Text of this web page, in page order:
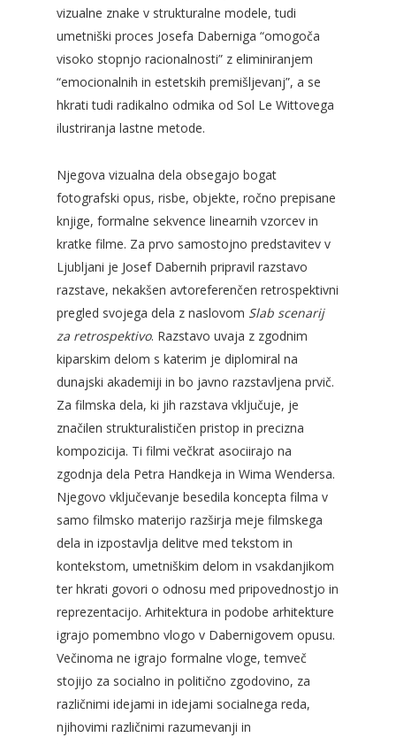
vizualne znake v strukturalne modele, tudi
umetniški proces Josefa Daberniga “omogoča
visoko stopnjo racionalnosti” z eliminiranjem
“emocionalnih in estetskih premišljevanj”, a se
hkrati tudi radikalno odmika od Sol Le Wittovega
ilustriranja lastne metode.
Njegova vizualna dela obsegajo bogat
fotografski opus, risbe, objekte, ročno prepisane
knjige, formalne sekvence linearnih vzorcev in
kratke filme. Za prvo samostojno predstavitev v
Ljubljani je Josef Dabernih pripravil razstavo
razstave, nekakšen avtoreferenčen retrospektivni
pregled svojega dela z naslovom Slab scenarij
za retrospektivo. Razstavo uvaja z zgodnim
kiparskim delom s katerim je diplomiral na
dunajski akademiji in bo javno razstavljena prvič.
Za filmska dela, ki jih razstava vključuje, je
značilen strukturalističen pristop in precizna
kompozicija. Ti filmi večkrat asociirajo na
zgodnja dela Petra Handkeja in Wima Wendersa.
Njegovo vključevanje besedila koncepta filma v
samo filmsko materijo razširja meje filmskega
dela in izpostavlja delitve med tekstom in
kontekstom, umetniškim delom in vsakdanjikom
ter hkrati govori o odnosu med pripovednostjo in
reprezentacijo. Arhitektura in podobe arhitekture
igrajo pomembno vlogo v Dabernigovem opusu.
Večinoma ne igrajo formalne vloge, temveč
stojijo za socialno in politično zgodovino, za
različnimi idejami in idejami socialnega reda,
njihovimi različnimi razumevanji in